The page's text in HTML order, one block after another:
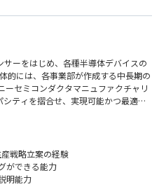
クト参加
等
ィードバック、手順書作成、必要治具
検知レポート作成
等
て1～2カ月の研修があります。その後
年後位を目途に、装置を触り始め、2年
応の経験
た経験
ュアルの読解力
サーをはじめ、各種半導体デバイスの
的には、各事業部が作成する中長期の
ーセミコンダクタマニュファクチャリ
ティを摺合せ、実現可能かつ最適な
定された生産戦略に基づく投資計画を
上申し、投資の意思決定までをサポ
イメージセンサーの生産戦略を
戦略立案の経験
ができる能力
明能力